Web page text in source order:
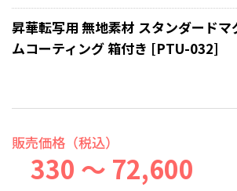
昇華転写用 無地素材 スタンダード
ムコーティング 箱付き [PTU-032]
販売価格（税込）
330 ～ 72,600